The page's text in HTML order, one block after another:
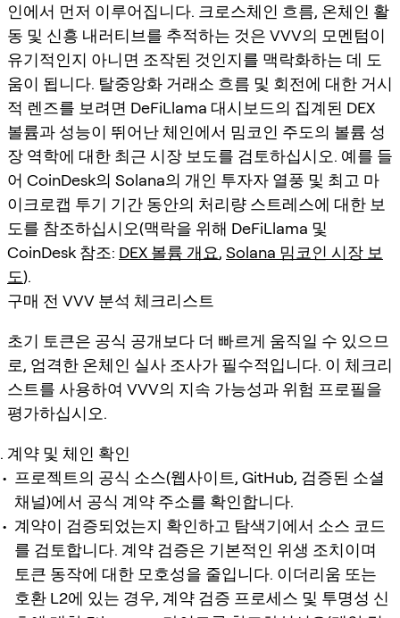
인에서 먼저 이루어집니다. 크로스체인 흐름, 온체인 활
동 및 신흥 내러티브를 추적하는 것은 VVV의 모멘텀이
유기적인지 아니면 조작된 것인지를 맥락화하는 데 도
움이 됩니다. 탈중앙화 거래소 흐름 및 회전에 대한 거시
적 렌즈를 보려면 DeFiLlama 대시보드의 집계된 DEX
볼륨과 성능이 뛰어난 체인에서 밈코인 주도의 볼륨 성
장 역학에 대한 최근 시장 보도를 검토하십시오. 예를 들
어 CoinDesk의 Solana의 개인 투자자 열풍 및 최고 마
이크로캡 투기 기간 동안의 처리량 스트레스에 대한 보
도를 참조하십시오(맥락을 위해 DeFiLlama 및
CoinDesk 참조: DEX 볼륨 개요, Solana 밈코인 시장 보
도).
구매 전 VVV 분석 체크리스트
초기 토큰은 공식 공개보다 더 빠르게 움직일 수 있으므
로, 엄격한 온체인 실사 조사가 필수적입니다. 이 체크리
스트를 사용하여 VVV의 지속 가능성과 위험 프로필을
평가하십시오.
계약 및 체인 확인
프로젝트의 공식 소스(웹사이트, GitHub, 검증된 소셜
채널)에서 공식 계약 주소를 확인합니다.
계약이 검증되었는지 확인하고 탐색기에서 소스 코드
를 검토합니다. 계약 검증은 기본적인 위생 조치이며
토큰 동작에 대한 모호성을 줄입니다. 이더리움 또는
호환 L2에 있는 경우, 계약 검증 프로세스 및 투명성 신